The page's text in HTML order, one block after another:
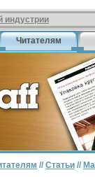
индустрии
Читателям
// Статьи //